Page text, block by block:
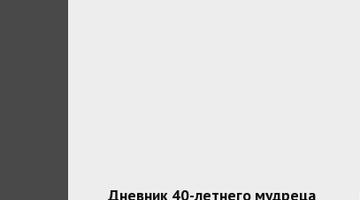
Дневник 40-летнего мудреца